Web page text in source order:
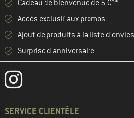
Cadeau de bienvenue de 5 €**
Accès exclusif aux promos
Ajout de produits à la liste d'envies
Surprise d'anniversaire
SERVICE CLIENTÈLE